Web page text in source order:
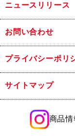
ニュースリリース
お問い合わせ
プライバシーポリ
サイトマップ
商品情